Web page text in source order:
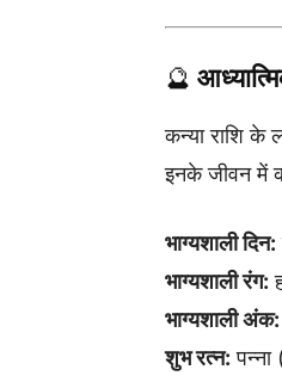
🔮
कन्या राशि के
इनके जीवन में
भाग्यशाली दिन:
भाग्यशाली रंग:
भाग्यशाली अंक:
शुभ रत्न: